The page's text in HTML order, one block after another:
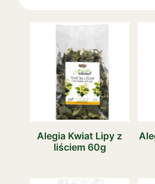
Alegia Kwiat Lipy z
liściem 60g